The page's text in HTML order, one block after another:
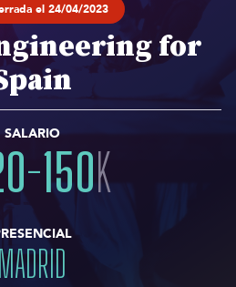
el 24/04/2023
for
SALARIO
-150K